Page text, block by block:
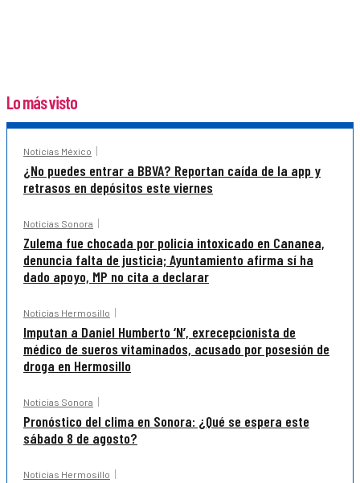
Lo más visto
Noticias México
¿No puedes entrar a BBVA? Reportan caída de la app y
retrasos en depósitos este viernes
Noticias Sonora
Zulema fue chocada por policía intoxicado en Cananea,
denuncia falta de justicia; Ayuntamiento afirma sí ha
dado apoyo, MP no cita a declarar
Noticias Hermosillo
Imputan a Daniel Humberto ‘N’, exrecepcionista de
médico de sueros vitaminados, acusado por posesión de
droga en Hermosillo
Noticias Sonora
Pronóstico del clima en Sonora: ¿Qué se espera este
sábado 8 de agosto?
Noticias Hermosillo